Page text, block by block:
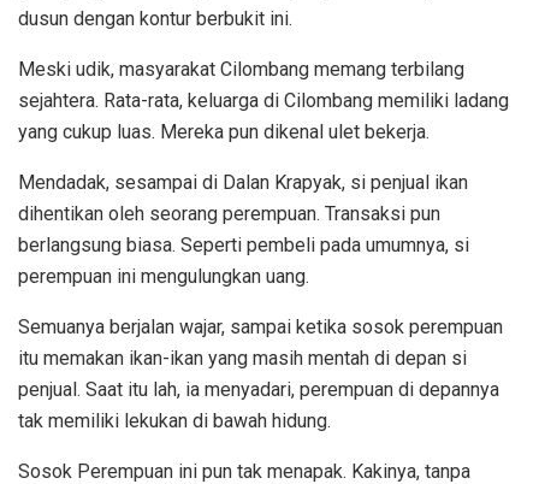
dusun dengan kontur berbukit ini.
Meski udik, masyarakat Cilombang memang terbilang
sejahtera. Rata-rata, keluarga di Cilombang memiliki ladang
yang cukup luas. Mereka pun dikenal ulet bekerja.
Mendadak, sesampai di Dalan Krapyak, si penjual ikan
dihentikan oleh seorang perempuan. Transaksi pun
berlangsung biasa. Seperti pembeli pada umumnya, si
perempuan ini mengulungkan uang.
Semuanya berjalan wajar, sampai ketika sosok perempuan
itu memakan ikan-ikan yang masih mentah di depan si
penjual. Saat itu lah, ia menyadari, perempuan di depannya
tak memiliki lekukan di bawah hidung.
Sosok Perempuan ini pun tak menapak. Kakinya, tanpa